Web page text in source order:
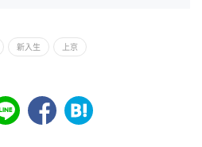
新入生 上京